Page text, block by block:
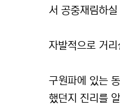
서 공중재림하
자발적으로 거
구원파에 있는
했던지 진리를